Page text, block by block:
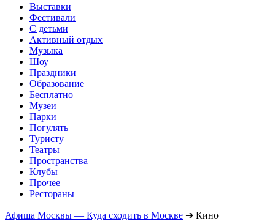
Выставки
Фестивали
С детьми
Активный отдых
Музыка
Шоу
Праздники
Образование
Бесплатно
Музеи
Парки
Погулять
Туристу
Театры
Пространства
Клубы
Прочее
Рестораны
Афиша Москвы — Куда сходить в Москве ➔ Кино